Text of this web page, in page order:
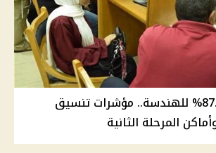
92.8% للطب و87.9% للهندسة.. مؤشرات تنسيق